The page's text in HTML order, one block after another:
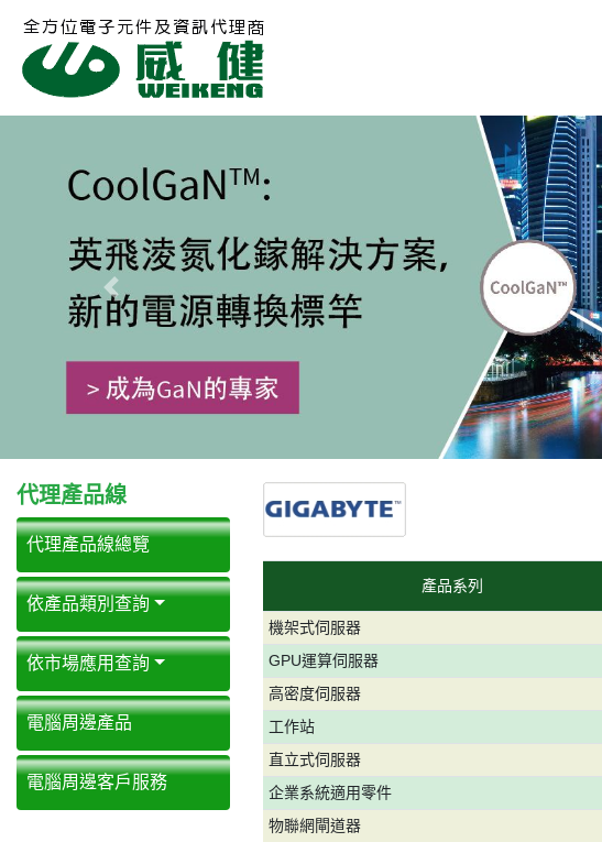
Previous
代理產品線
代理產品線總覽
依產品類別查詢
依市場應用查詢
電腦周邊產品
電腦周邊客戶服務
產品系列
機架式伺服器
GPU運算伺服器
高密度伺服器
工作站
直立式伺服器
企業系統適用零件
物聯網閘道器